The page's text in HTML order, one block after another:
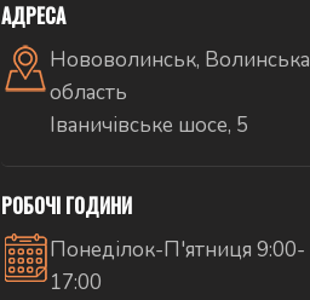
АДРЕСА
Нововолинськ, Волинська
область
Іваничівське шосе, 5
РОБОЧІ ГОДИНИ
Понеділок-П'ятниця 9:00-
17:00